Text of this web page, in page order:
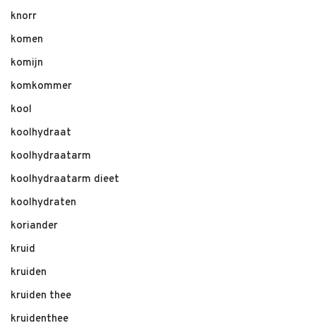
knorr
komen
komijn
komkommer
kool
koolhydraat
koolhydraatarm
koolhydraatarm dieet
koolhydraten
koriander
kruid
kruiden
kruiden thee
kruidenthee